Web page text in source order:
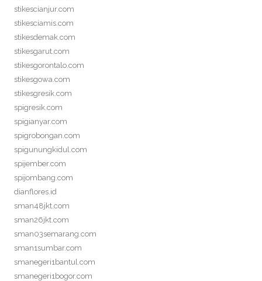
stikescianjur.com
stikesciamis.com
stikesdemak.com
stikesgarut.com
stikesgorontalo.com
stikesgowa.com
stikesgresik.com
spigresik.com
spigianyar.com
spigrobongan.com
spigunungkidul.com
spijember.com
spijombang.com
dianflores.id
sman48jkt.com
sman26jkt.com
sman03semarang.com
sman1sumbar.com
smanegeri1bantul.com
smanegeri1bogor.com